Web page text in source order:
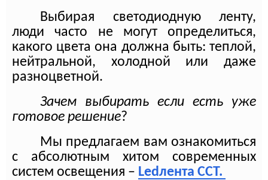
Выбирая светодиодную ленту,
люди часто не могут определиться,
какого цвета она должна быть: теплой,
нейтральной, холодной или даже
разноцветной.
Зачем выбирать если есть уже
готовое решение?
Мы предлагаем вам ознакомиться
с абсолютным хитом современных
систем освещения – Ledлента CCT.